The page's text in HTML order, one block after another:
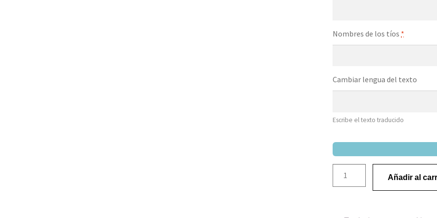
Nombres de los tíos *
Cambiar lengua del texto
Escribe el texto traducido
Añadir al